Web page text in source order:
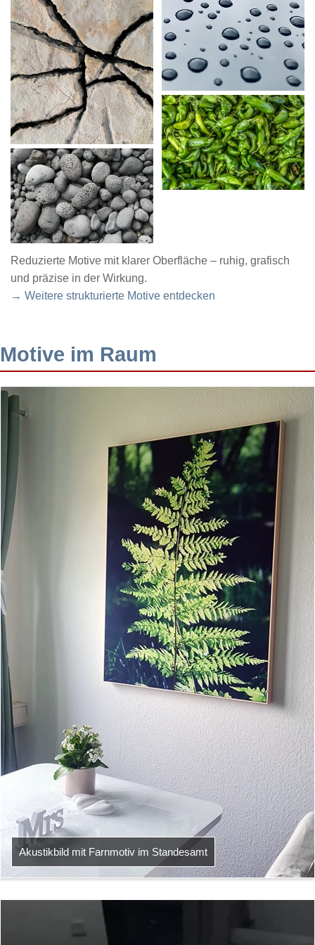
Reduzierte Motive mit klarer Oberfläche – ruhig, grafisch
und präzise in der Wirkung.
→ Weitere strukturierte Motive entdecken
Motive im Raum
Akustikbild mit Farnmotiv im Standesamt